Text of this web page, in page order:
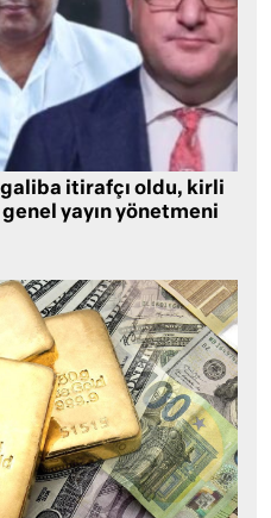
galiba itirafçı oldu, kirli
yayın yönetmeni